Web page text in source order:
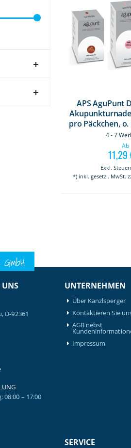
APS AguPunt
pro Päckchen,
4 - 7
Ab
11,29
*) inkl. gesetzl. MwSt.
UNS
D-92361
08:00 – 17:00
UNTERNEHMEN
Über Kanzlsperger
Kontaktieren Sie
AGB nebst
Impressum
SERVICE